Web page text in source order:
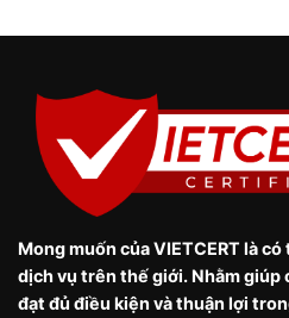
Mong muốn của VIETCERT là
dịch vụ trên thế giới. Nhằm giúp
đạt đủ điều kiện và thuận lợi